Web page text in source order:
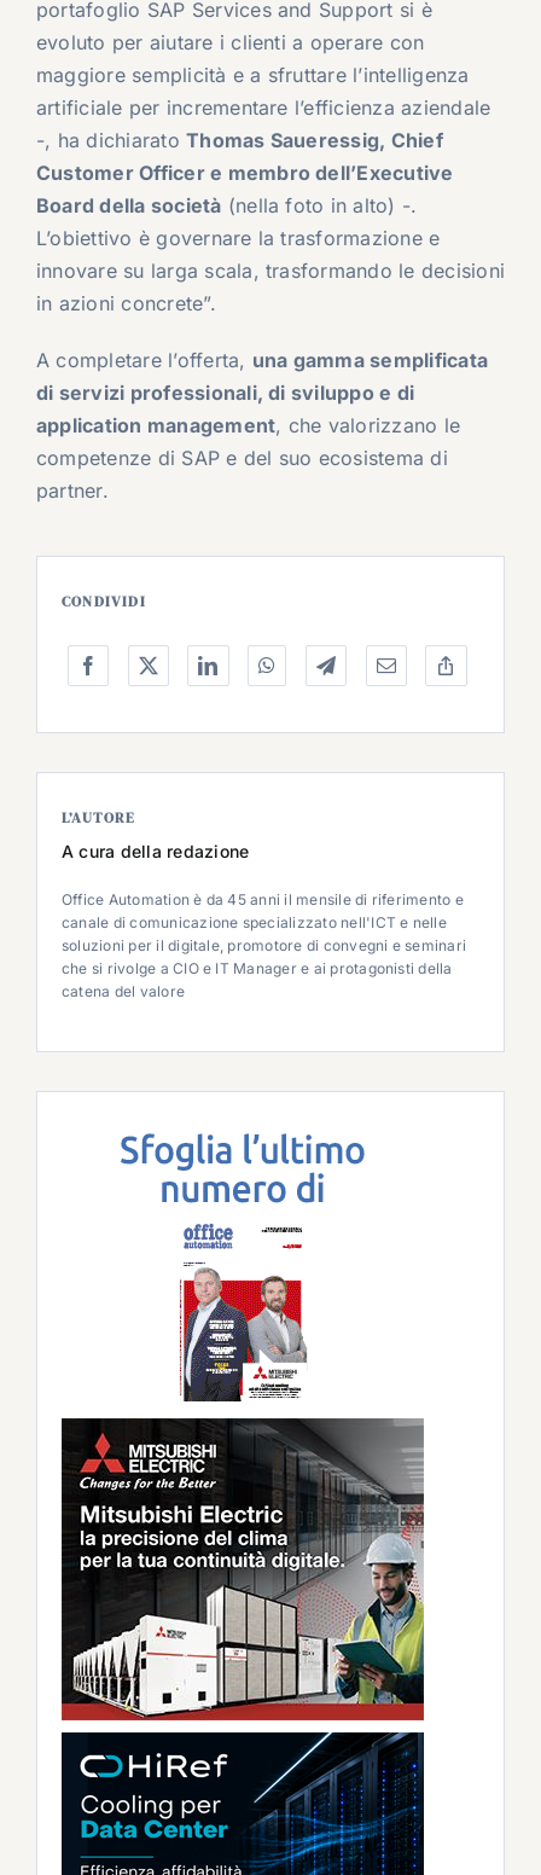
portafoglio SAP Services and Support si è
evoluto per aiutare i clienti a operare con
maggiore semplicità e a sfruttare l’intelligenza
artificiale per incrementare l’efficienza aziendale
-, ha dichiaratoThomas Saueressig, Chief
Customer Officer e membro dell’Executive
Board della società (nella foto in alto) -.
L’obiettivo è governare la trasformazione e
innovare su larga scala, trasformando le decisioni
in azioni concrete”.
A completare l’offerta, una gamma semplificata
di servizi professionali, di sviluppo e di
application management, che valorizzano le
competenze di SAP e del suo ecosistema di
partner.
CONDIVIDI
L’AUTORE
A cura della redazione
Office Automation è da 45 anni il mensile di riferimento e
canale di comunicazione specializzato nell'ICT e nelle
soluzioni per il digitale, promotore di convegni e seminari
che si rivolge a CIO e IT Manager e ai protagonisti della
catena del valore